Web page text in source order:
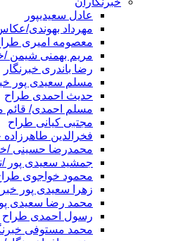
عادل سعیدیپور
مهرداد بهوندی/
معصومه امیری
مریم بهمنی شیمن /
رضا باندری خبرنگار
مسلم سعیدی پور
حدیث احمدی طراح
مسلم احمدی/ قائم
مجتبی کیانی طراح
فخرالدین طاهرزاده
محمدرضا حسینی /
جمشید سعیدی پور /
محمود خواجوی
زهرا سعیدی پور
محمد رضا سعیدی
رسول احمدی طراح
محمد مستوفی